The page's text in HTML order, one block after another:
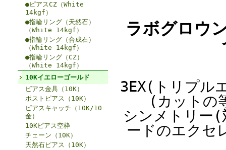
●ピアスCZ（White
14kgf）
●指輪リング（天然石）
（White 14kgf）
●指輪リング（合成石）
（White 14kgf）
●指輪リング（CZ）
（White 14kgf）
10Kイエローゴールド
ピアス金具（10K）
ポストピアス（10K）
ピアスキャッチ（10K/10
金）
10Kピアス空枠
チェーン（10K）
天然石ピアス（10K）
ラボグロウ
3EX(トリプル
(カットの
シンメトリー
ードのエクセ